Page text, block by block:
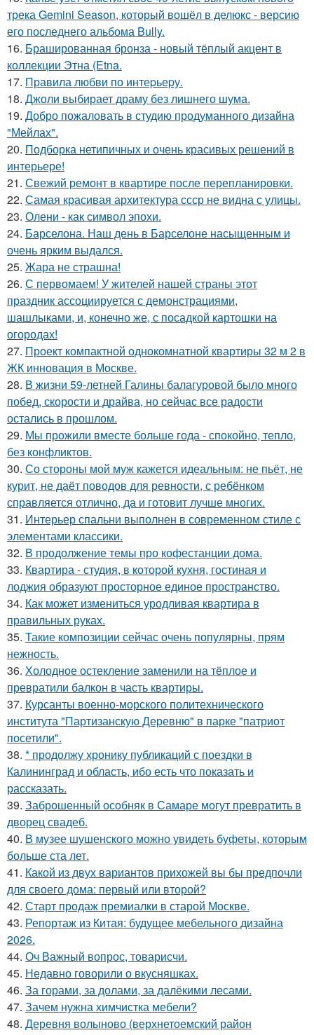
трека Gemini Season, который вошёл в делюкс - версию
его последнего альбома Bully.
16. Брашированная бронза - новый тёплый акцент в
коллекции Этна (Etna.
17. Правила любви по интеpьеpу.
18. Джоли выбирает драму без лишнего шума.
19. Добро пожаловать в студию продуманного дизайна
"Мейлах".
20. Подборка нетипичных и очень красивых решений в
интерьере!
21. Свежий ремонт в квартире после перепланировки.
22. Самая красивая архитектура ссср не видна с улицы.
23. Олени - как символ эпохи.
24. Барселона. Наш день в Барселоне насыщенным и
очень ярким выдался.
25. Жара не страшна!
26. С первомаем! У жителей нашей страны этот
праздник ассоциируется с демонстрациями,
шашлыками, и, конечно же, с посадкой картошки на
огородах!
27. Проект компактной однокомнатной квартиры 32 м 2 в
ЖК инновация в Москве.
28. В жизни 59-летней Галины балагуровой было много
побед, скорости и драйва, но сейчас все радости
остались в прошлом.
29. Мы прожили вместе больше года - спокойно, тепло,
без конфликтов.
30. Со стороны мой муж кажется идеальным: не пьёт, не
курит, не даёт поводов для ревности, с ребёнком
справляется отлично, да и готовит лучше многих.
31. Интерьер спальни выполнен в современном стиле с
элементами классики.
32. В продолжение темы про кофестанции дома.
33. Квартира - студия, в которой кухня, гостиная и
лоджия образуют просторное единое пространство.
34. Как может измениться уродливая квартира в
правильных руках.
35. Такие композиции сейчас очень популярны, прям
нежность.
36. Холодное остекление заменили на тёплое и
превратили балкон в часть квартиры.
37. Курсанты военно-морского политехнического
института "Партизанскую Деревню" в парке "патриот
посетили".
38. * продолжу хронику публикаций с поездки в
Калининград и область, ибо есть что показать и
рассказать.
39. Заброшенный особняк в Самаре могут превратить в
дворец свадеб.
40. В музее шушенского можно увидеть буфеты, которым
больше ста лет.
41. Какой из двух вариантов прихожей вы бы предпочли
для своего дома: первый или второй?
42. Старт продаж премиалки в старой Москве.
43. Репортаж из Китая: будущее мебельного дизайна
2026.
44. Оч Важный вопрос, товарисчи.
45. Недавно говорили о вкусняшках.
46. За горами, за долами, за далёкими лесами.
47. Зачем нужна химчистка мебели?
48. Деревня волыново (верхнетоемский район